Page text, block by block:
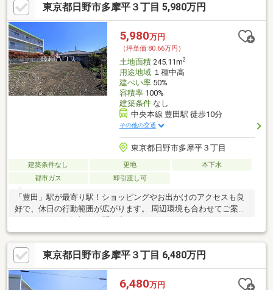
東京都日野市多摩平３丁目 5,980万円
5,980万円
（坪単価:80.66万円）
土地面積245.11m2
用途地域１種中高
建ぺい率50%
容積率100%
建築条件なし
中央本線 豊田駅 徒歩10分
その他の交通
東京都日野市多摩平３丁目
建築条件なし 更地
本下水
都市ガス
即引渡し可
「豊田」駅が最寄り駅！ショッピングやお出かけのアクセスも良
好で、休日の行動範囲が広がります。 周辺環境も合わせてご案内
東京都日野市多摩平３丁目 6,480万円
6,480万円